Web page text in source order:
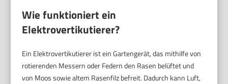
Wie funktioniert ein
Elektrovertikutierer?
Ein Elektrovertikutierer ist ein Gartengerät, das mithilfe von
rotierenden Messern oder Federn den Rasen belüftet und
von Moos sowie altem Rasenfilz befreit. Dadurch kann Luft,